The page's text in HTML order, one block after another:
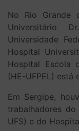
No Rio Grande
Universitário
Universidade
Hospital
Hospital Escola
(HE-UFPEL) está
Em Sergipe,
trabalhadores
UFS) e do